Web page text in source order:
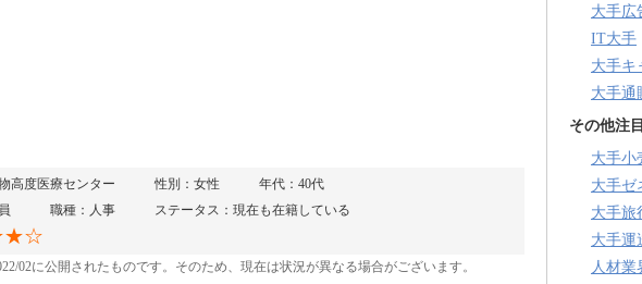
高度医療センター 性別：女性
年代：40代
職種：人事
ステータス：現在も在籍している
02に公開されたものです。そのため、現在は状況が異なる場合がございます。
大手広
IT大手
大手キ
大手通
その他注
大手小
大手ゼ
大手旅
大手運
人材業